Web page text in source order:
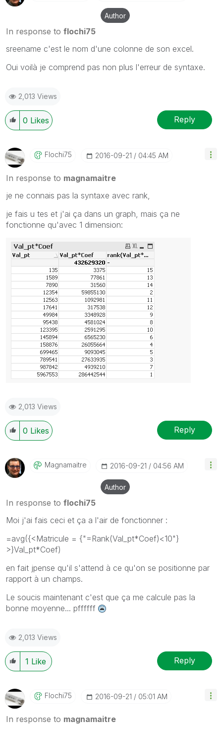
Author
In response to flochi75
sreename c'est le nom d'une colonne de son excel.
Oui voilà je comprend pas non plus l'erreur de syntaxe.
2,013 Views
0 Likes Reply
Flochi75 ‎2016-09-21 04:45 AM
In response to magnamaitre
je ne connais pas la syntaxe avec rank,
je fais u tes et j'ai ça dans un graph, mais ça ne
fonctionne qu'avec 1 dimension:
2,013 Views
0 Likes Reply
Magnamaitre ‎2016-09-21 04:56 AM
Author
In response to flochi75
Moi j'ai fais ceci et ça a l'air de fonctionner :
=avg({<Matricule = {"=Rank(Val_pt*Coef)<10"}
>}Val_pt*Coef)
en fait jpense qu'il s'attend à ce qu'on se positionne par
rapport à un champs.
Le soucis maintenant c'est que ça me calcule pas la
bonne moyenne... pffffff
2,013 Views
1 Like Reply
Flochi75 ‎2016-09-21 05:01 AM
In response to magnamaitre